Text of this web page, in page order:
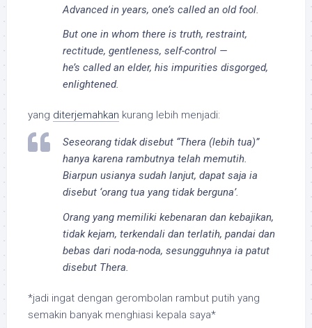
Advanced in years, one’s called an old fool.
But one in whom there is truth, restraint,
rectitude, gentleness, self-control —
he’s called an elder, his impurities disgorged,
enlightened.
yang diterjemahkan kurang lebih menjadi:
Seseorang tidak disebut “Thera (lebih tua)”
hanya karena rambutnya telah memutih.
Biarpun usianya sudah lanjut, dapat saja ia
disebut ‘orang tua yang tidak berguna’.
Orang yang memiliki kebenaran dan kebajikan,
tidak kejam, terkendali dan terlatih, pandai dan
bebas dari noda-noda, sesungguhnya ia patut
disebut Thera.
*jadi ingat dengan gerombolan rambut putih yang
semakin banyak menghiasi kepala saya*